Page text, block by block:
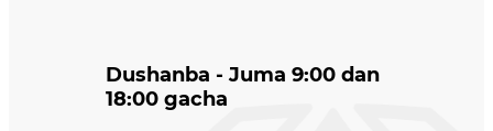
Dushanba - Juma 9:00 dan
18:00 gacha